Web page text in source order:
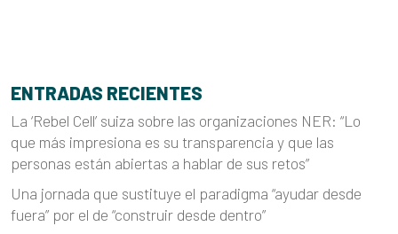
ENTRADAS RECIENTES
La ‘Rebel Cell’ suiza sobre las organizaciones NER: “Lo
que más impresiona es su transparencia y que las
personas están abiertas a hablar de sus retos”
Una jornada que sustituye el paradigma “ayudar desde
fuera” por el de “construir desde dentro”